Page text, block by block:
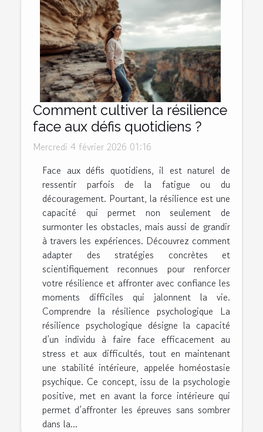
Comment cultiver la résilience
face aux défis quotidiens ?
Mercredi 4 février 2026 01:16
Face aux défis quotidiens, il est naturel de
ressentir parfois de la fatigue ou du
découragement. Pourtant, la résilience est une
capacité qui permet non seulement de
surmonter les obstacles, mais aussi de grandir
à travers les expériences. Découvrez comment
adapter des stratégies concrètes et
scientifiquement reconnues pour renforcer
votre résilience et affronter avec confiance les
moments difficiles qui jalonnent la vie.
Comprendre la résilience psychologique La
résilience psychologique désigne la capacité
d’un individu à faire face efficacement au
stress et aux difficultés, tout en maintenant
une stabilité intérieure, appelée homéostasie
psychique. Ce concept, issu de la psychologie
positive, met en avant la force intérieure qui
permet d’affronter les épreuves sans sombrer
dans la...